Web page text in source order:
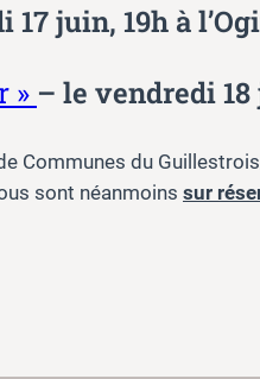
17 juin, 19h à
» – le vendredi
Communes du
sont néanmoins sur